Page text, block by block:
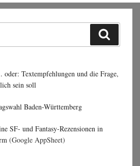
oder: Textempfehlungen und die Frage,
sein soll
Baden-Württemberg
SF- und Fantasy-Rezensionen in
(Google AppSheet)